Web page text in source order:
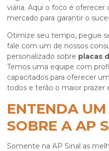
viária. Aqui o foco é
mercado para garantir o
Otimize seu tempo, pegue
fale com um de nossos
personalizado sobre placas
Temos uma equipe com
capacitados para oferecer
todos e terão o maior prazer
ENTENDA
SOBRE A AP
Somente na AP Sinal as